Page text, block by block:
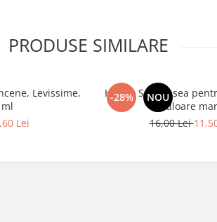
PRODUSE SIMILARE
Levissime,
Lei
-28% NOU
Henna Set vopsea
culoare
16,00 Lei